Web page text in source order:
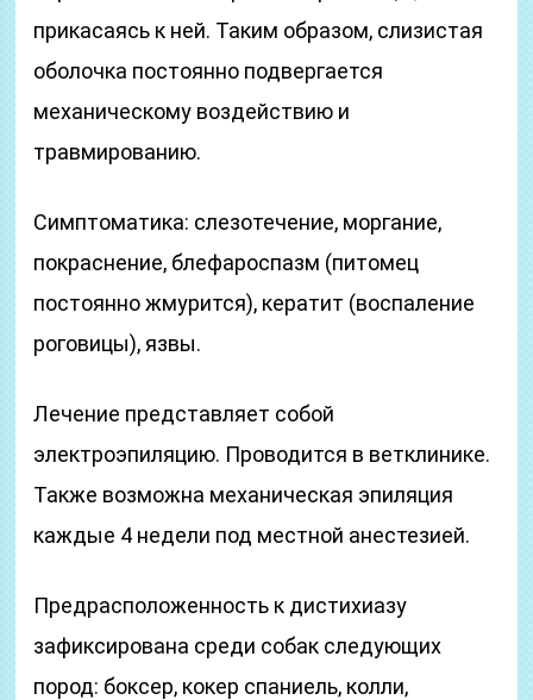
прикасаясь к ней. Таким образом, слизистая
оболочка постоянно подвергается
механическому воздействию и
травмированию.
Симптоматика: слезотечение, моргание,
покраснение, блефароспазм (питомец
постоянно жмурится), кератит (воспаление
роговицы), язвы.
Лечение представляет собой
электроэпиляцию. Проводится в ветклинике.
Также возможна механическая эпиляция
каждые 4 недели под местной анестезией.
Предрасположенность к дистихиазу
зафиксирована среди собак следующих
пород: боксер, кокер спаниель, колли,